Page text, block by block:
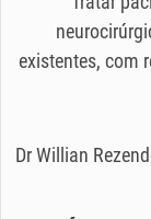
existentes, com
Dr Willian